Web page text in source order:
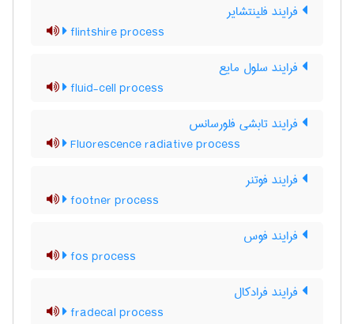
فرایند فلینتشایر
flintshire process
فرایند سلول مایع
fluid-cell process
فرایند تابشی فلورسانس
Fluorescence radiative process
فرایند فوتنر
footner process
فرایند فوس
fos process
فرایند فرادکال
fradecal process